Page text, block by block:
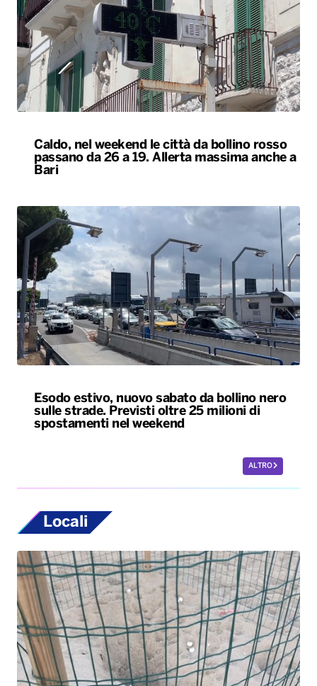
Caldo, nel weekend le città da bollino rosso
passano da 26 a 19. Allerta massima anche a
Bari
Esodo estivo, nuovo sabato da bollino nero
sulle strade. Previsti oltre 25 milioni di
spostamenti nel weekend
ALTRO
Locali